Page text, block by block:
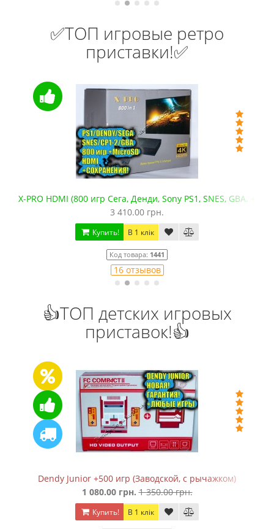
✅ТОП игровые ретро
приставки!✅
X-PRO HDMI (800 игр Сега, Денди, Sony PS1, SNES, GBA.
3 410.00 грн.
Купить! В 1 клік
Код товара: 1441
16 отзывов
👍ТОП детских игровых
приставок!👍
Dendy Junior +500 игр (Заводской, с рычажком)
1 080.00 грн. 1 350.00 грн.
Купить! В 1 клік